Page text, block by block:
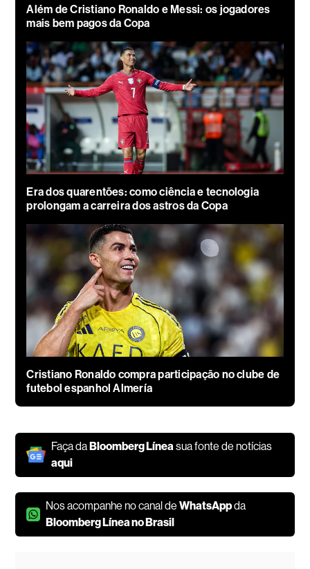
Além de Cristiano Ronaldo e Messi: os jogadores
mais bem pagos da Copa
Era dos quarentões: como ciência e tecnologia
prolongam a carreira dos astros da Copa
Cristiano Ronaldo compra participação no clube de
futebol espanhol Almería
Faça daBloomberg Línea sua fonte de notícias
aqui
Nos acompanhe no canal deWhatsAppda
Bloomberg Línea no Brasil